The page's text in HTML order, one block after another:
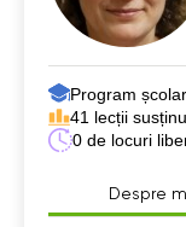
Program
41 lecții
0 de locuri
Despre